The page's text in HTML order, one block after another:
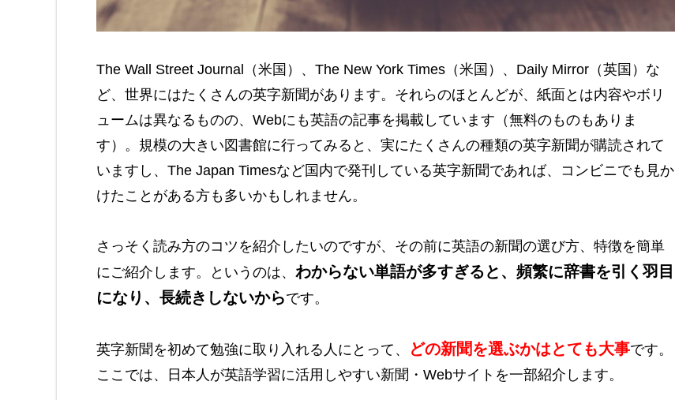
The Wall Street Journal（米国）、The New York Times（米国）、Daily Mirror（英国）な
ど、世界にはたくさんの英字新聞があります。それらのほとんどが、紙面とは内容やボリ
ュームは異なるものの、Webにも英語の記事を掲載しています（無料のものもありま
す）。規模の大きい図書館に行ってみると、実にたくさんの種類の英字新聞が購読されて
いますし、The Japan Timesなど国内で発刊している英字新聞であれば、コンビニでも見か
けたことがある方も多いかもしれません。
さっそく読み方のコツを紹介したいのですが、その前に英語の新聞の選び方、特徴を簡単
にご紹介します。というのは、 わからない単語が多すぎると、頻繁に辞書を引く羽目
になり、長続きしないからです。
英字新聞を初めて勉強に取り入れる人にとって、 どの新聞を選ぶかはとても大事です。
ここでは、日本人が英語学習に活用しやすい新聞・Webサイトを一部紹介します。